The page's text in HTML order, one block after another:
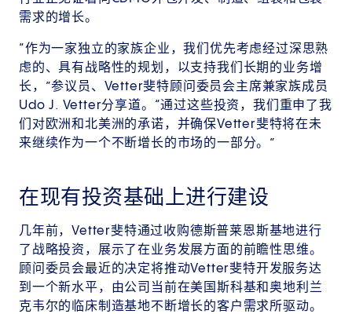
需求的增长。
“作为一家独立的家族企业，我们优先考虑经过深思熟
虑的、具有战略性的规划，以支持我们长期的业务增
长，”参议员、Vetter斐特顾问委员会主席兼家族成员
Udo J. Vetter分享道。“通过这些投资，我们重申了我
们对欧洲和北美洲的承诺，并确保Vetter斐特将在未
来继续作为一个不断增长的市场的一部分。”
在现有投资基础上进行建设
几年前，Vetter斐特通过收购德斯普莱恩斯基地进行
了战略投资，展示了在业务发展方面的前瞻性思维。
顾问委员会最近的决定将推动Vetter斐特开发服务达
到一个新水平，由公司当前在美国斯科基和奥地利兰
克韦尔的临床制造基地不断增长的客户需求所驱动。